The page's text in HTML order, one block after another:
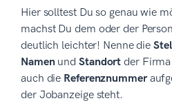
Hier solltest Du so genau wie
machst Du dem oder der
deutlich leichter! Nenne die
Namen undStandortder
auch die Referenznummer
der Jobanzeige steht.